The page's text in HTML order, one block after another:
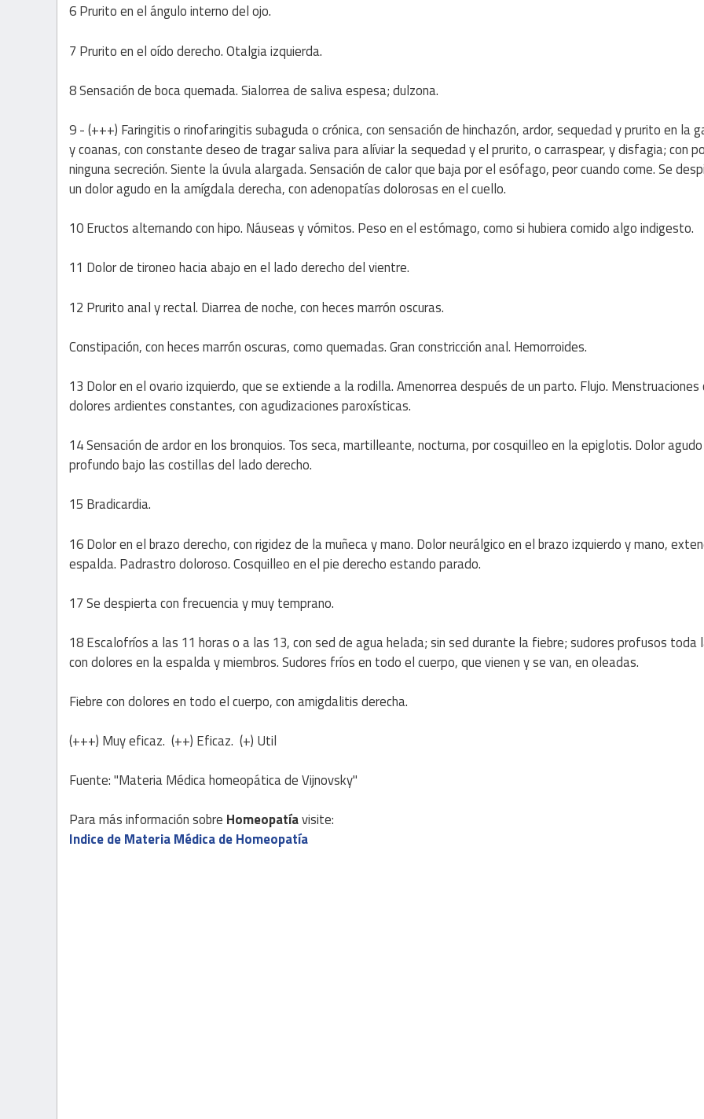
6 Prurito en el ángulo interno del ojo.
7 Prurito en el oído derecho. Otalgia izquierda.
8 Sensación de boca quemada. Sialorrea de saliva espesa; dulzona.
9 - (+++) Faringitis o rinofaringitis subaguda o crónica, con sensación de hinchazón, ardor, sequedad y prurito en la
y coanas, con constante deseo de tragar saliva para alíviar la sequedad y el prurito, o carraspear, y disfagia; con
ninguna secreción. Siente la úvula alargada. Sensación de calor que baja por el esófago, peor cuando come. Se
un dolor agudo en la amígdala derecha, con adenopatías dolorosas en el cuello.
10 Eructos alternando con hipo. Náuseas y vómitos. Peso en el estómago, como si hubiera comido algo indigesto.
11 Dolor de tironeo hacia abajo en el lado derecho del vientre.
12 Prurito anal y rectal. Diarrea de noche, con heces marrón oscuras.
Constipación, con heces marrón oscuras, como quemadas. Gran constricción anal. Hemorroides.
13 Dolor en el ovario izquierdo, que se extiende a la rodilla. Amenorrea después de un parto. Flujo. Menstruaciones
dolores ardientes constantes, con agudizaciones paroxísticas.
14 Sensación de ardor en los bronquios. Tos seca, martilleante, nocturna, por cosquilleo en la epiglotis. Dolor
profundo bajo las costillas del lado derecho.
15 Bradicardia.
16 Dolor en el brazo derecho, con rigidez de la muñeca y mano. Dolor neurálgico en el brazo izquierdo y mano,
espalda. Padrastro doloroso. Cosquilleo en el pie derecho estando parado.
17 Se despierta con frecuencia y muy temprano.
18 Escalofríos a las 11 horas o a las 13, con sed de agua helada; sin sed durante la fiebre; sudores profusos toda
con dolores en la espalda y miembros. Sudores fríos en todo el cuerpo, que vienen y se van, en oleadas.
Fiebre con dolores en todo el cuerpo, con amigdalitis derecha.
(+++) Muy eficaz. (++) Eficaz. (+) Util
Fuente: "Materia Médica homeopática de Vijnovsky"
Para más información sobre Homeopatíavisite:
Indice de Materia Médica de Homeopatía